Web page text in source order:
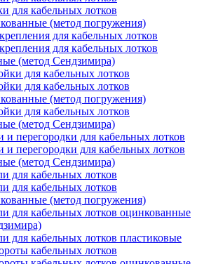
для кабельных лотков
(метод погружения)
для кабельных лотков
для кабельных лотков
(метод Сендзимира)
для кабельных лотков
для кабельных лотков
(метод погружения)
для кабельных лотков
(метод Сендзимира)
и перегородки для кабельных лотков
и перегородки для кабельных лотков
(метод Сендзимира)
для кабельных лотков
для кабельных лотков
(метод погружения)
для кабельных лотков оцинкованные
для кабельных лотков пластиковые
кабельных лотков